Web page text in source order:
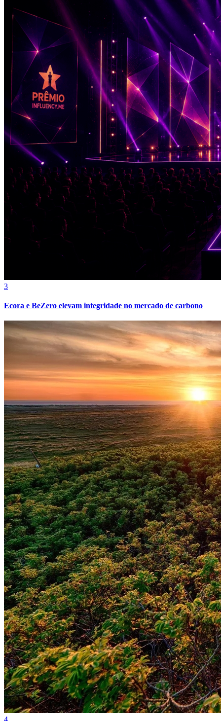
Athletico-PR
Bragantino
Vitória
3
Ecora e BeZero elevam integridade no mercado de carbono